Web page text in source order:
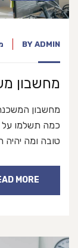
BY ADMIN
מחשבון
מחשבון
כמה תשלמו
טובה ומה
MORE